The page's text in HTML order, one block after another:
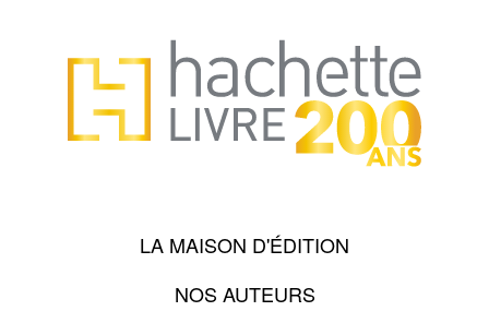
LA MAISON D'ÉDITION
NOS AUTEURS